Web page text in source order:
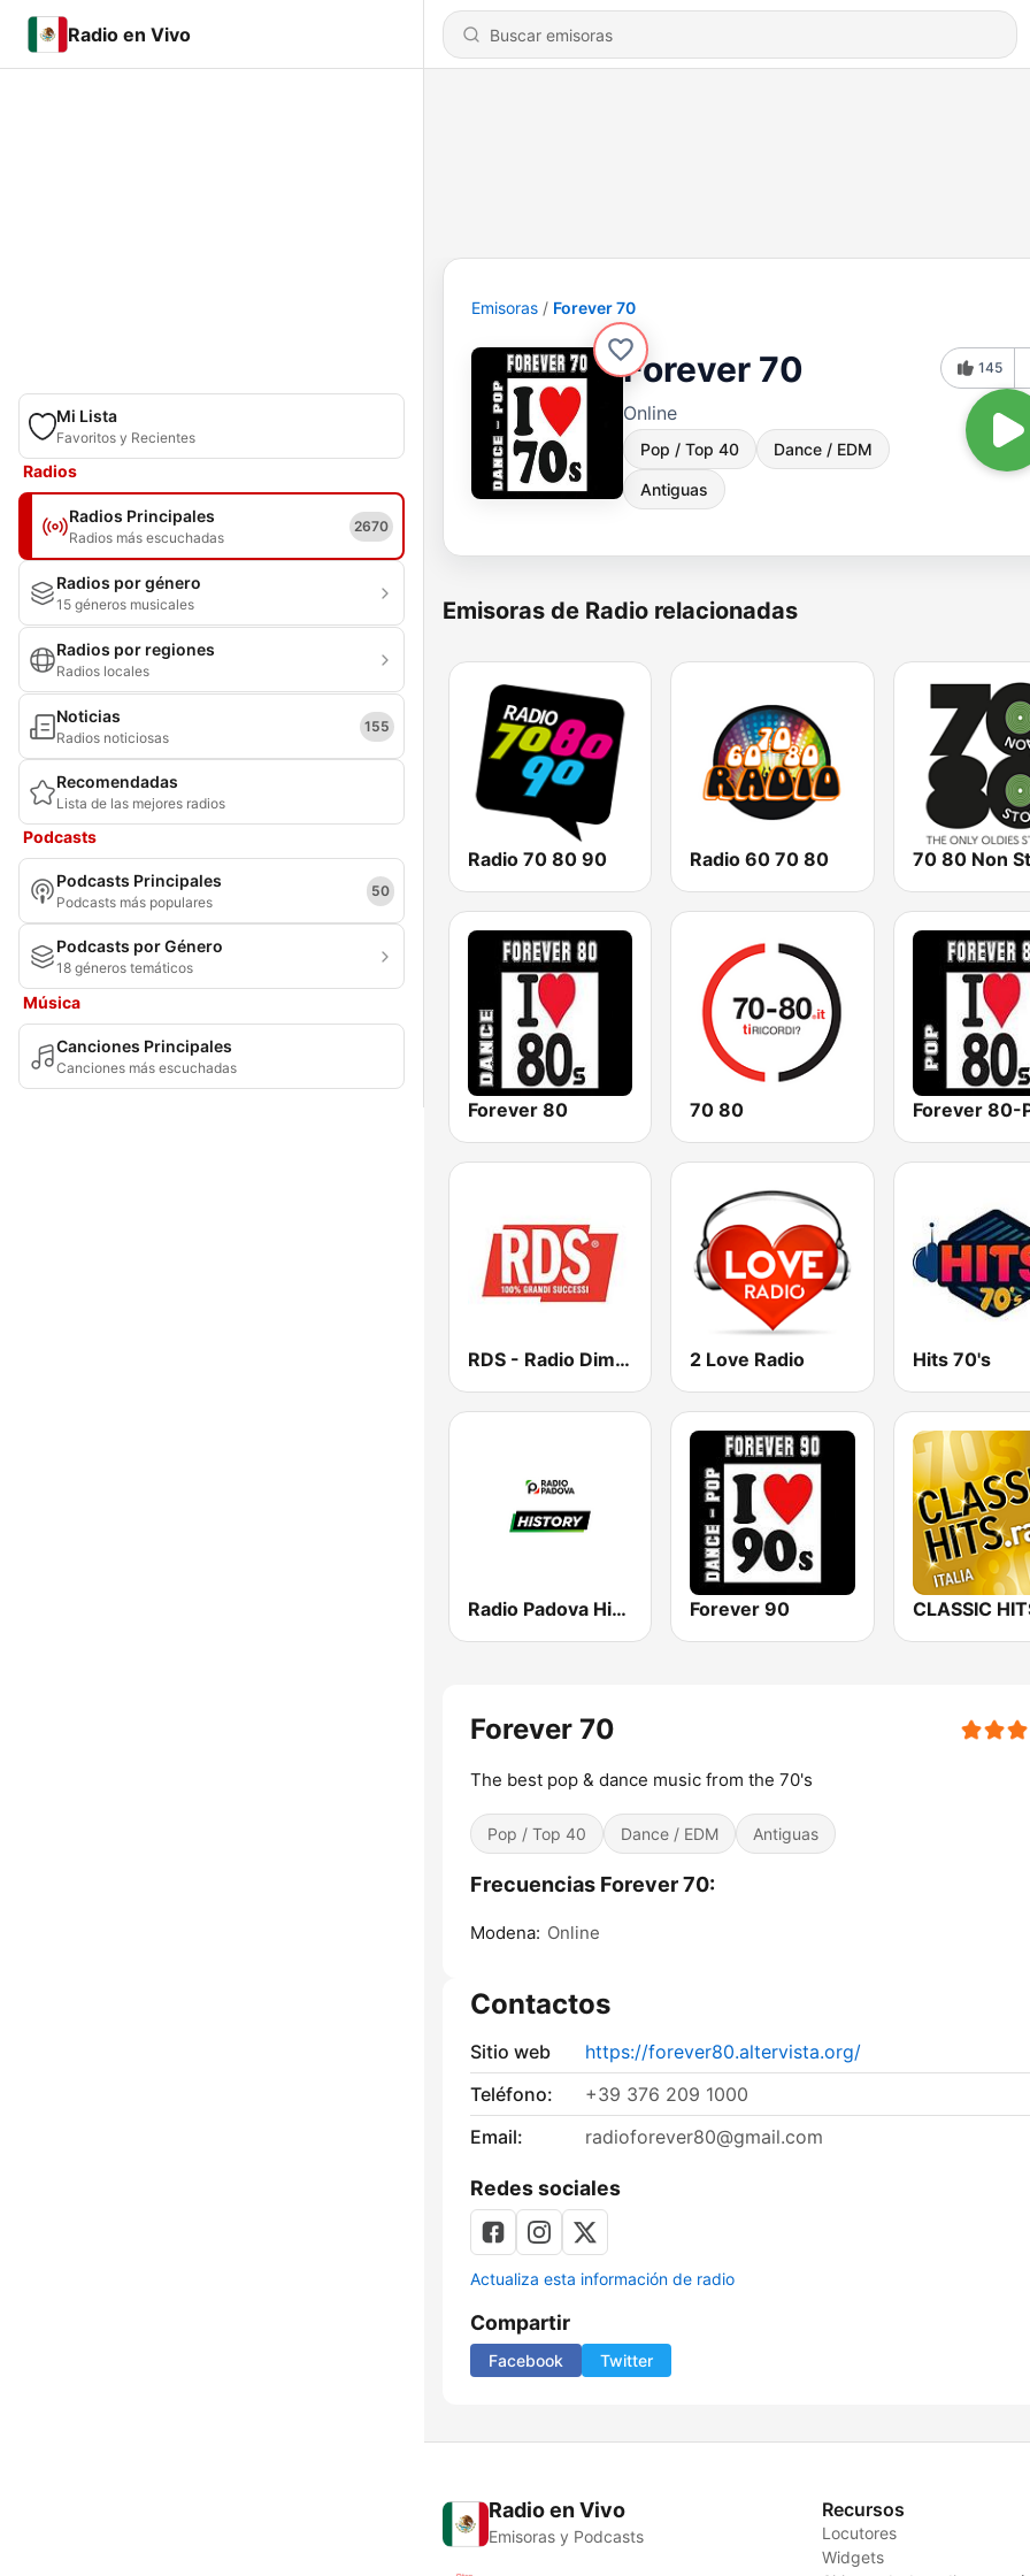
Radio en Vivo
Mi Lista
Favoritos y Recientes
Radios
Radios Principales
Radios más escuchadas
2670
Radios por género
15 géneros musicales
Radios por regiones
Radios locales
Noticias
Radios noticiosas
155
Recomendadas
Lista de las mejores radios
Podcasts
Podcasts Principales
Podcasts más populares
50
Podcasts por Género
18 géneros temáticos
Música
Canciones Principales
Canciones más escuchadas
Emisoras Forever 70
Forever 70
Online
Pop / Top 40 Dance / EDM
Antiguas
145
Emisoras de Radio relacionadas
Radio 70 80 90 Radio 60 70 80 70 80 Non
Forever 80 70 80 Forever 80-
RDS - Radio Dimensione Suono 2 Love Radio Hits 70's
Radio Padova History Forever 90
Forever 70
The best pop & dance music from the 70's
Pop / Top 40 Dance / EDM Antiguas
Frecuencias Forever 70:
Modena: Online
Contactos
Sitio web
https://forever80.altervista.org/
Teléfono:
+39 376 209 1000
Email:
radioforever80@gmail.com
Redes sociales
Actualiza esta información de radio
Compartir
Facebook Twitter
Radio en Vivo
Emisoras y Podcasts
Recursos
Locutores
Widgets